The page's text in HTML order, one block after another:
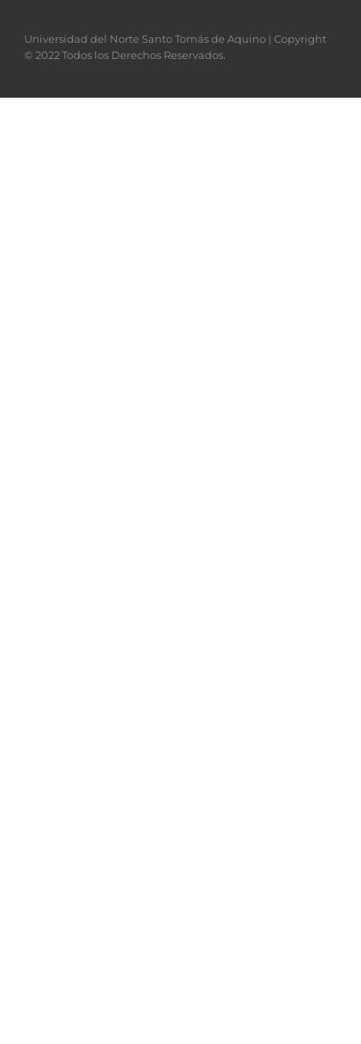
Universidad del Norte Santo Tomás de Aquino | Copyright
© 2022 Todos los Derechos Reservados.